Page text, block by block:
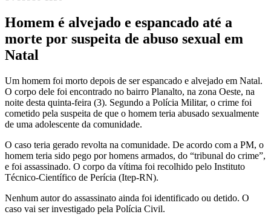
Homem é alvejado e espancado até a
morte por suspeita de abuso sexual em
Natal
Um homem foi morto depois de ser espancado e alvejado em Natal.
O corpo dele foi encontrado no bairro Planalto, na zona Oeste, na
noite desta quinta-feira (3). Segundo a Polícia Militar, o crime foi
cometido pela suspeita de que o homem teria abusado sexualmente
de uma adolescente da comunidade.
O caso teria gerado revolta na comunidade. De acordo com a PM, o
homem teria sido pego por homens armados, do “tribunal do crime”,
e foi assassinado. O corpo da vítima foi recolhido pelo Instituto
Técnico-Científico de Perícia (Itep-RN).
Nenhum autor do assassinato ainda foi identificado ou detido. O
caso vai ser investigado pela Polícia Civil.